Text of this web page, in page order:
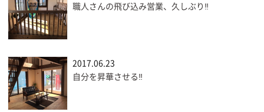
職人さんの飛び込み営業、久しぶり‼
2017.06.23
自分を昇華させる‼